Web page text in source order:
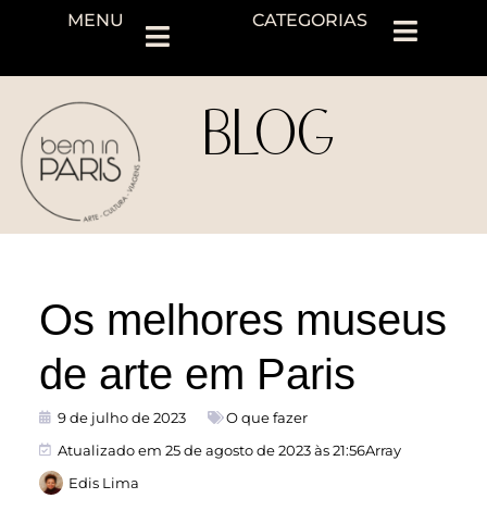
MENU CATEGORIAS
BLOG
Os melhores museus
de arte em Paris
9 de julho de 2023
O que fazer
Atualizado em 25 de agosto de 2023 às 21:56Array
Edis Lima